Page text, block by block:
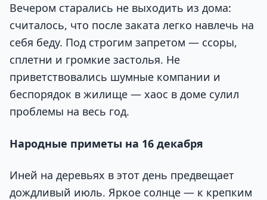
Вечером старались не выходить из дома:
считалось, что после заката легко навлечь на
себя беду. Под строгим запретом — ссоры,
сплетни и громкие застолья. Не
приветствовались шумные компании и
беспорядок в жилище — хаос в доме сулил
проблемы на весь год.
Народные приметы на 16 декабря
Иней на деревьях в этот день предвещает
дождливый июль. Яркое солнце — к крепким